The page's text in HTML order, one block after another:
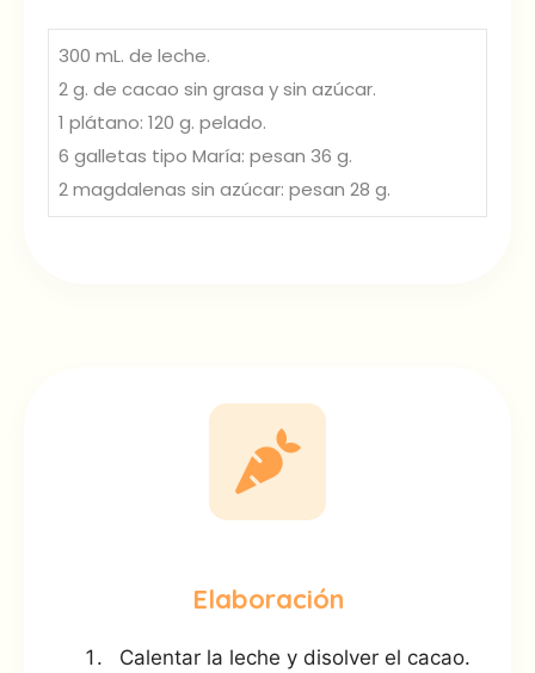
300 mL. de leche.
2 g. de cacao sin grasa y sin azúcar.
1 plátano: 120 g. pelado.
6 galletas tipo María: pesan 36 g.
2 magdalenas sin azúcar: pesan 28 g.
Elaboración
Calentar la leche y disolver el cacao.